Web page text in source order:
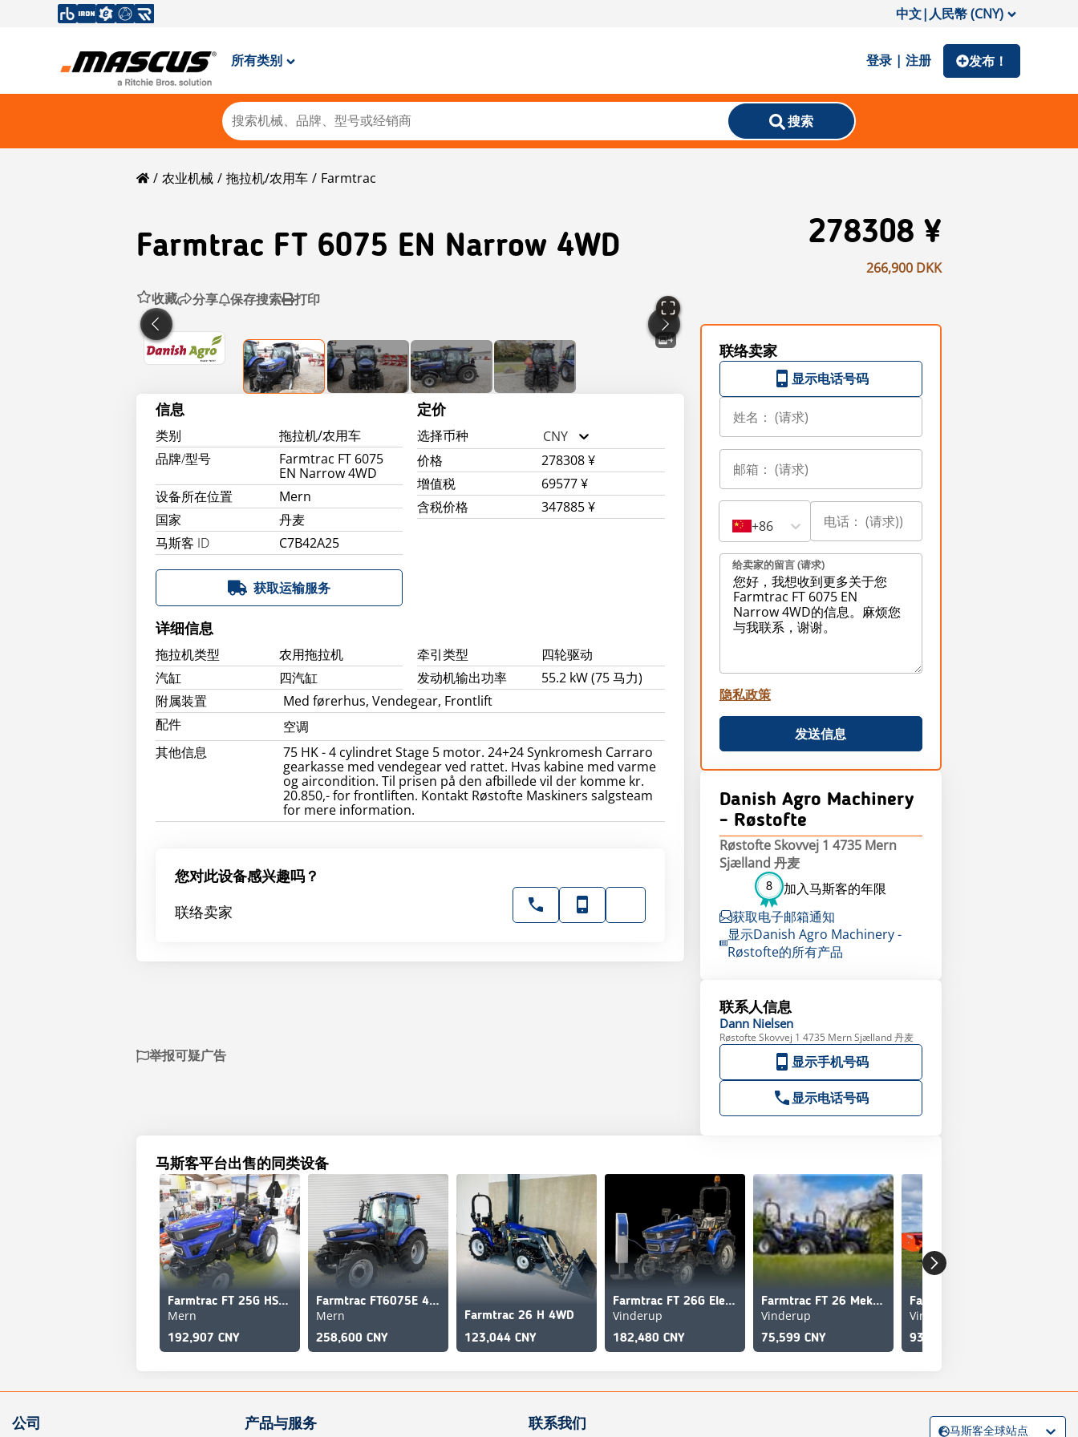
中文| 人民幣 (CNY)
所有类别 登录 | 注册 发布！
搜索
农业机械 拖拉机/农用车 Farmtrac
Farmtrac FT 6075 EN Narrow 4WD 278308 ¥
266,900 DKK
收藏
分享 保存搜索 打印
4
信息
类别
拖拉机/农用车
品牌/型号
Farmtrac FT 6075
EN Narrow 4WD
设备所在位置
Mern
国家
丹麦
马斯客 ID
C7B42A25
定价
选择币种
CNY
价格
278308 ¥
增值税
69577 ¥
含税价格
347885 ¥
获取运输服务
详细信息
拖拉机类型 农用拖拉机 牵引类型
四轮驱动
汽缸
四汽缸 发动机输出功率
55.2 kW (75 马力)
附属装置
Med førerhus, Vendegear, Frontlift
配件
空调
其他信息
75 HK - 4 cylindret Stage 5 motor. 24+24 Synkromesh Carraro
gearkasse med vendegear ved rattet. Hvas kabine med varme
og aircondition. Til prisen på den afbillede vil der komme kr.
20.850,- for frontliften. Kontakt Røstofte Maskiners salgsteam
for mere information.
您对此设备感兴趣吗？
联络卖家
联络卖家
显示电话号码
+86
给卖家的留言 (请求)
隐私政策
发送信息
Danish Agro Machinery
- Røstofte
Røstofte Skovvej 1 4735 Mern
Sjælland 丹麦
8 加入马斯客的年限
获取电子邮箱通知
显示Danish Agro Machinery -
Røstofte的所有产品
联系人信息
Dann Nielsen
Røstofte Skovvej 1 4735 Mern Sjælland 丹麦
显示手机号码
显示电话号码
举报可疑广告
马斯客平台出售的同类设备
Farmtrac FT 25G HST Electric 4WD
Mern
192,907 CNY
Farmtrac FT6075E 4WD
Mern
258,600 CNY
Farmtrac 26 H 4WD
123,044 CNY
Farmtrac FT 26G Elektrisk
Vinderup
182,480 CNY
Farmtrac FT 26 Mekanisk
Vinderup
75,599 CNY
Vinderup
93,742 CNY
公司 产品与服务 联系我们 马斯客全球站点